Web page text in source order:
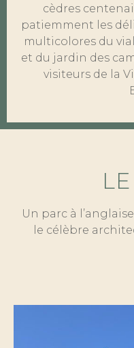
cèdres
patiemment les
multicolores du
et du jardin des
visiteurs de la
Un parc à
le célèbre